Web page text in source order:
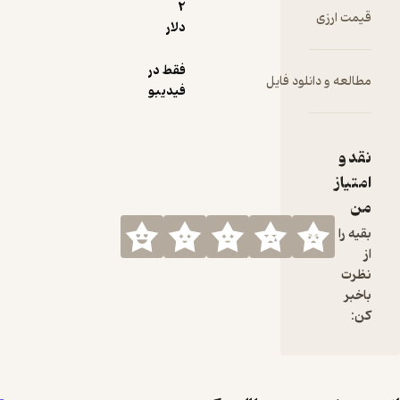
قیمت ارزی
دلار
مطالعه و دانلود فایل
فقط در
فیدیبو
نقد و
امتیاز
من
بقیه را
نظرت
باخبر
کن: